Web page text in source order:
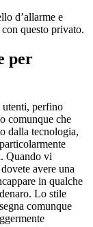
d’allarme e
questo privato.
per
utenti, perfino
comunque che
dalla tecnologia,
Quando vi
dovete avere una
in qualche
Lo stile
comunque